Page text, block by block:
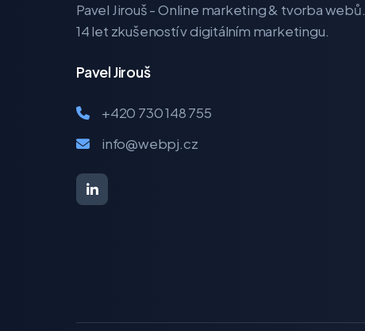
Pavel Jirouš - Online marketing & tvorba webů.
14 let zkušeností v digitálním marketingu.
Pavel Jirouš
+420 730 148 755
info@webpj.cz